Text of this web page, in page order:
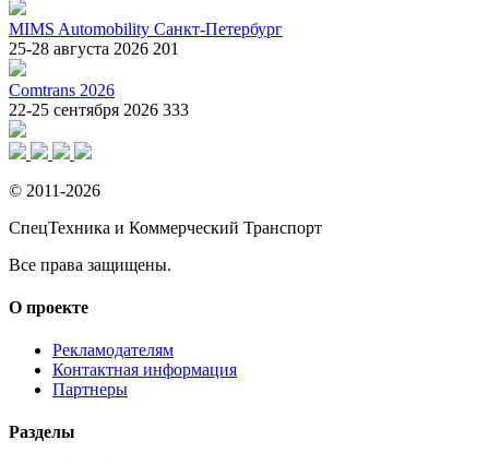
MIMS Automobility Санкт-Петербург
25-28 августа 2026 201
Comtrans 2026
22-25 сентября 2026 333
© 2011-2026
СпецТехника и Коммерческий Транспорт
Все права защищены.
О проекте
Рекламодателям
Контактная информация
Партнеры
Разделы